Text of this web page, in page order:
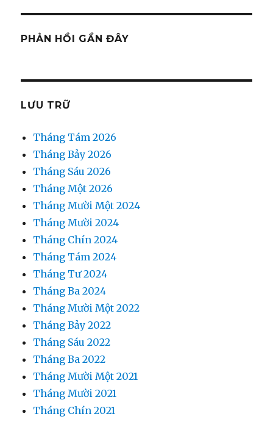
PHẢN HỒI GẦN ĐÂY
LƯU TRỮ
Tháng Tám 2026
Tháng Bảy 2026
Tháng Sáu 2026
Tháng Một 2026
Tháng Mười Một 2024
Tháng Mười 2024
Tháng Chín 2024
Tháng Tám 2024
Tháng Tư 2024
Tháng Ba 2024
Tháng Mười Một 2022
Tháng Bảy 2022
Tháng Sáu 2022
Tháng Ba 2022
Tháng Mười Một 2021
Tháng Mười 2021
Tháng Chín 2021